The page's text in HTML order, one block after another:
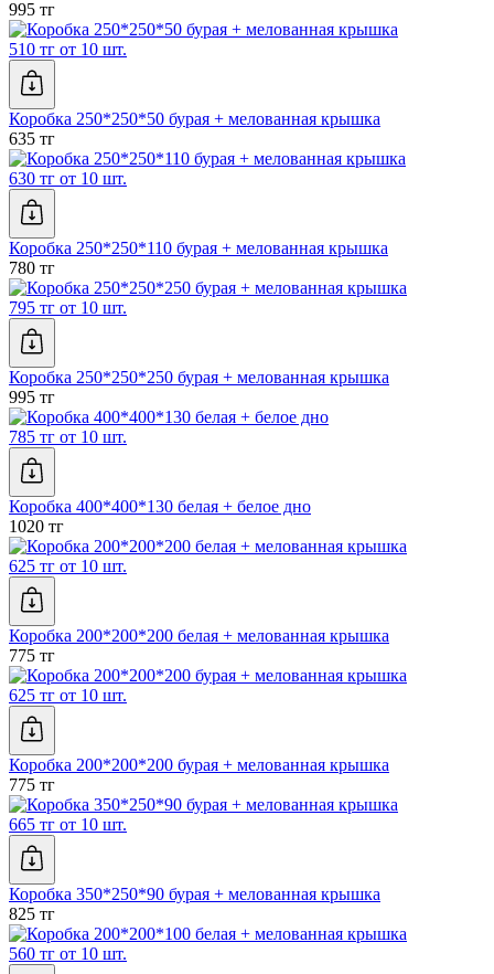
995 тг
510 тг от 10 шт.
Коробка 250*250*50 бурая + мелованная крышка
635 тг
630 тг от 10 шт.
Коробка 250*250*110 бурая + мелованная крышка
780 тг
795 тг от 10 шт.
Коробка 250*250*250 бурая + мелованная крышка
995 тг
785 тг от 10 шт.
Коробка 400*400*130 белая + белое дно
1020 тг
625 тг от 10 шт.
Коробка 200*200*200 белая + мелованная крышка
775 тг
625 тг от 10 шт.
Коробка 200*200*200 бурая + мелованная крышка
775 тг
665 тг от 10 шт.
Коробка 350*250*90 бурая + мелованная крышка
825 тг
560 тг от 10 шт.